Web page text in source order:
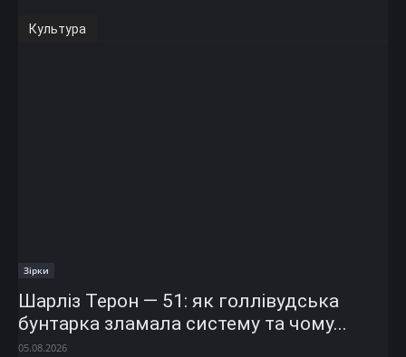
Культура
Зірки
Шарліз Терон — 51: як голлівудська
бунтарка зламала систему та чому...
05.08.2026